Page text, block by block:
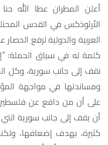
أعلن المطران عطا الله
الأرثوذكس في القدس
العربية والدولية لرفع
كلمة له في سياق الحملة:
نقف إلى جانب سورية، وكل
ومساندتها في مواجهة
على أن من دافع عن فلسطين
أن يقف إلى جانب سورية
كثيرة، بهدف إضعافها،